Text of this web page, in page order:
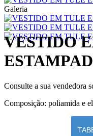
Galeria
VESTIDO
Consulte a sua vendedora
Composição: poliamida e